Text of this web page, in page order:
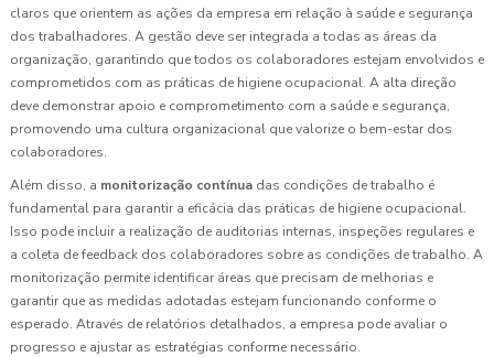
claros que orientem as ações da empresa em relação à saúde e segurança
dos trabalhadores. A gestão deve ser integrada a todas as áreas da
organização, garantindo que todos os colaboradores estejam envolvidos e
comprometidos com as práticas de higiene ocupacional. A alta direção
deve demonstrar apoio e comprometimento com a saúde e segurança,
promovendo uma cultura organizacional que valorize o bem-estar dos
colaboradores.
Além disso, a monitorização contínua das condições de trabalho é
fundamental para garantir a eficácia das práticas de higiene ocupacional.
Isso pode incluir a realização de auditorias internas, inspeções regulares e
a coleta de feedback dos colaboradores sobre as condições de trabalho. A
monitorização permite identificar áreas que precisam de melhorias e
garantir que as medidas adotadas estejam funcionando conforme o
esperado. Através de relatórios detalhados, a empresa pode avaliar o
progresso e ajustar as estratégias conforme necessário.